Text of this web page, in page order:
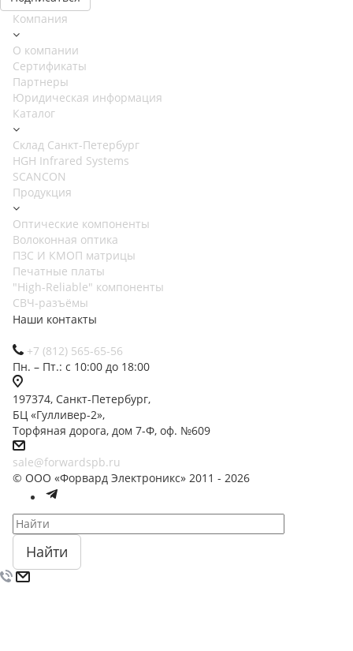
Компания
О компании
Сертификаты
Партнеры
Юридическая информация
Каталог
Cклад Санкт-Петербург
HGH Infrared Systems
SCANCON
Продукция
Оптические компоненты
Волоконная оптика
ПЗС И КМОП матрицы
Печатные платы
"High-Reliable" компоненты
СВЧ-разъёмы
Наши контакты
+7 (812) 565-65-56
Пн. – Пт.: с 10:00 до 18:00
197374, Санкт-Петербург,
БЦ «Гулливер-2»,
Торфяная дорога, дом 7-Ф, оф. №609
sale@forwardspb.ru
© ООО «Форвард Электроникс» 2011 - 2026
Найти